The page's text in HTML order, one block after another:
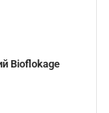
Bioflokage